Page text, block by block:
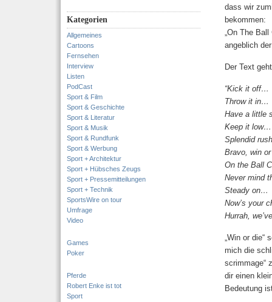
Kategorien
Allgemeines
Cartoons
Fernsehen
Interview
Listen
PodCast
Sport & Film
Sport & Geschichte
Sport & Literatur
Sport & Musik
Sport & Rundfunk
Sport & Werbung
Sport + Architektur
Sport + Hübsches Zeugs
Sport + Pressemitteilungen
Sport + Technik
SportsWire on tour
Umfrage
Video
Games
Poker
Pferde
Robert Enke ist tot
Sport
dass wir
bekommen:
„On The
angeblich
Der Text
“Kick it off…
Throw it in…
Have a little
Keep it low…
Splendid
Bravo, win
On the Ball
Never mind
Steady on…
Now’s your
Hurrah,
„Win or die“
mich die
scrimmage“
dir einen
Bedeutung